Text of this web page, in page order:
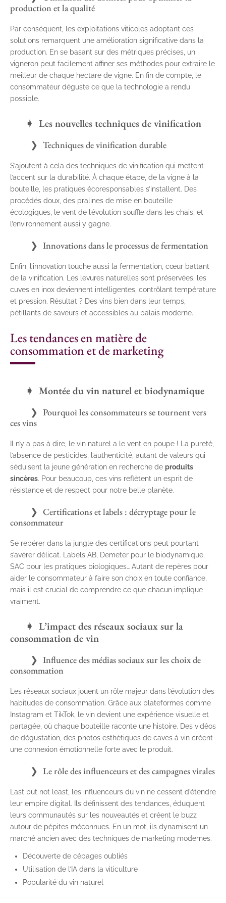
production et la qualité
Par conséquent, les exploitations viticoles adoptant ces
solutions remarquent une amélioration significative dans la
production. En se basant sur des métriques précises, un
vigneron peut facilement affiner ses méthodes pour extraire le
meilleur de chaque hectare de vigne. En fin de compte, le
consommateur déguste ce que la technologie a rendu
possible.
Les nouvelles techniques de vinification
Techniques de vinification durable
S’ajoutent à cela des techniques de vinification qui mettent
l’accent sur la durabilité. À chaque étape, de la vigne à la
bouteille, les pratiques écoresponsables s’installent. Des
procédés doux, des pralines de mise en bouteille
écologiques, le vent de l’évolution souffle dans les chais, et
l’environnement aussi y gagne.
Innovations dans le processus de fermentation
Enfin, l’innovation touche aussi la fermentation, cœur battant
de la vinification. Les levures naturelles sont préservées, les
cuves en inox deviennent intelligentes, contrôlant température
et pression. Résultat ? Des vins bien dans leur temps,
pétillants de saveurs et accessibles au palais moderne.
Les tendances en matière de
consommation et de marketing
Montée du vin naturel et biodynamique
Pourquoi les consommateurs se tournent vers
ces vins
Il n’y a pas à dire, le vin naturel a le vent en poupe ! La pureté,
l’absence de pesticides, l’authenticité, autant de valeurs qui
séduisent la jeune génération en recherche de produits
sincères. Pour beaucoup, ces vins reflètent un esprit de
résistance et de respect pour notre belle planète.
Certifications et labels : décryptage pour le
consommateur
Se repérer dans la jungle des certifications peut pourtant
s’avérer délicat. Labels AB, Demeter pour le biodynamique,
SAC pour les pratiques biologiques… Autant de repères pour
aider le consommateur à faire son choix en toute confiance,
mais il est crucial de comprendre ce que chacun implique
vraiment.
L’impact des réseaux sociaux sur la
consommation de vin
Influence des médias sociaux sur les choix de
consommation
Les réseaux sociaux jouent un rôle majeur dans l’évolution des
habitudes de consommation. Grâce aux plateformes comme
Instagram et TikTok, le vin devient une expérience visuelle et
partagée, où chaque bouteille raconte une histoire. Des vidéos
de dégustation, des photos esthétiques de caves à vin créent
une connexion émotionnelle forte avec le produit.
Le rôle des influenceurs et des campagnes virales
Last but not least, les influenceurs du vin ne cessent d’étendre
leur empire digital. Ils définissent des tendances, éduquent
leurs communautés sur les nouveautés et créent le buzz
autour de pépites méconnues. En un mot, ils dynamisent un
marché ancien avec des techniques de marketing modernes.
Découverte de cépages oubliés
Utilisation de l’IA dans la viticulture
Popularité du vin naturel